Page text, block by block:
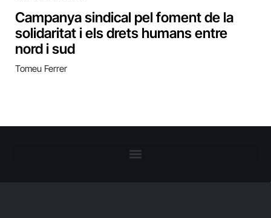
Campanya sindical pel foment de la
solidaritat i els drets humans entre
nord i sud
Tomeu Ferrer